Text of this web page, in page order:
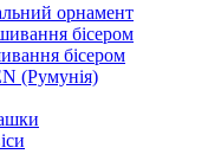
орнамент
бісером
бісером
(Румунія)